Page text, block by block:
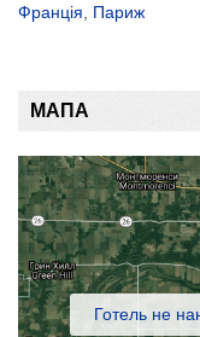
Франція Париж
МАПА
Готель не